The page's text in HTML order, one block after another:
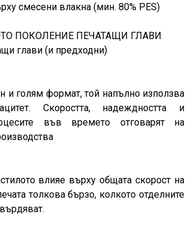
смесени влакна (мин. 80% PES)
ПОКОЛЕНИЕ ПЕЧАТАЩИ ГЛАВИ
глави (и предходни)
и голям формат, той напълно използва
Скоростта, надеждността и
във времето отговарят на
влияе върху общата скорост на
толкова бързо, колкото отделните